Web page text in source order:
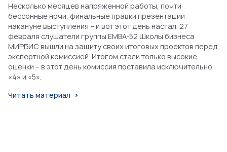
Несколько месяцев напряженной работы, почти
бессонные ночи, финальные правки презентаций
накануне выступления – и вот этот день настал. 27
февраля слушатели группы EMBA-52 Школы бизнеса
МИРБИС вышли на защиту своих итоговых проектов перед
экспертной комиссией. Итогом стали только высокие
оценки – в этот день комиссия поставила исключительно
«4» и «5».
Читать материал